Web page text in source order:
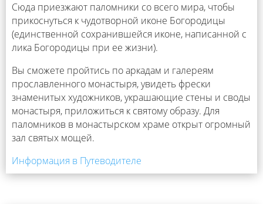
Сюда приезжают паломники со всего мира, чтобы
прикоснуться к чудотворной иконе Богородицы
(единственной сохранившейся иконе, написанной с
лика Богородицы при ее жизни).
Вы сможете пройтись по аркадам и галереям
прославленного монастыря, увидеть фрески
знаменитых художников, украшающие стены и своды
монастыря, приложиться к святому образу. Для
паломников в монастырском храме открыт огромный
зал святых мощей.
Информация в Путеводителе